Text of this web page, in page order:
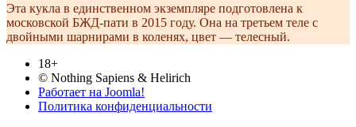
Эта кукла в единственном экземпляре подготовлена к
московской БЖД-пати в 2015 году. Она на третьем теле с
двойными шарнирами в коленях, цвет — телесный.
18+
© Nothing Sapiens & Helirich
Работает на Joomla!
Политика конфиденциальности